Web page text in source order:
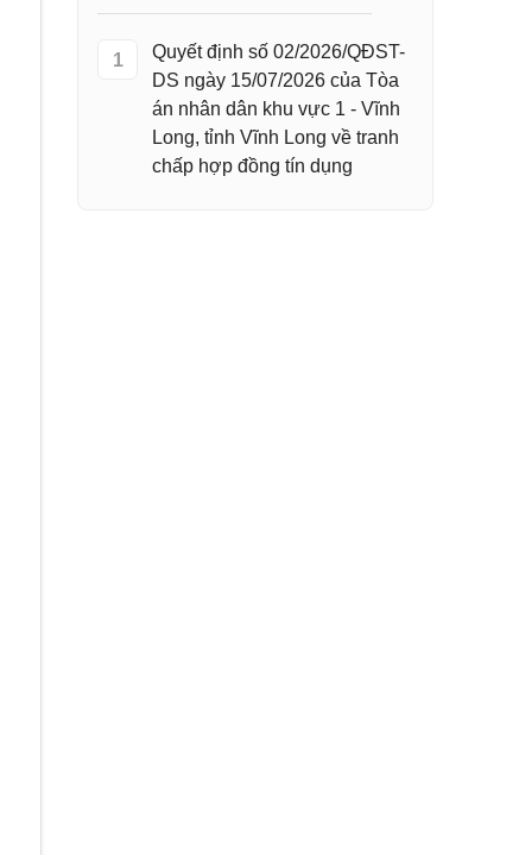
1
Quyết định số 02/2026/QĐST-
DS ngày 15/07/2026 của Tòa
án nhân dân khu vực 1 - Vĩnh
Long, tỉnh Vĩnh Long về tranh
chấp hợp đồng tín dụng